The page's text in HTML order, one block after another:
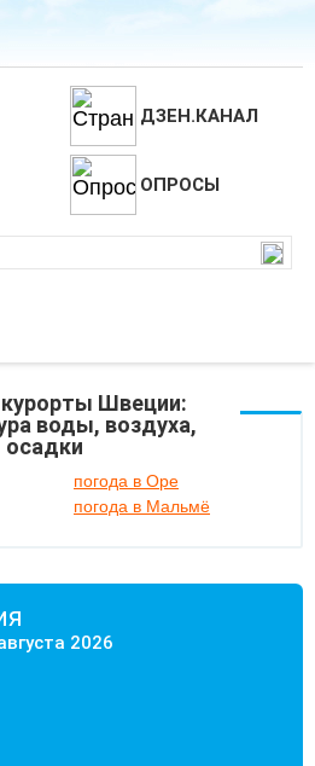
ДЗЕН.КАНАЛ
ОПРОСЫ
курорты Швеции:
воды, воздуха,
осадки
погода в Оре
погода в Мальмё
2026